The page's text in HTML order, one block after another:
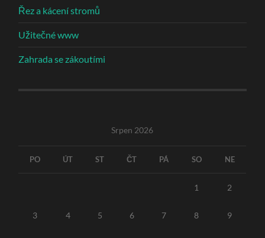
Řez a kácení stromů
Užitečné www
Zahrada se zákoutími
Srpen 2026
PO ÚT ST ČT PÁ SO NE
1 2
3 4 5 6 7 8 9